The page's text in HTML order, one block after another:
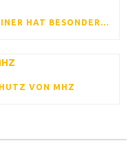
GRAMMY VERLEIHUNG 2023: EINER HAT BESONDERS GRUND ZUR FREUDE
VON MHZ